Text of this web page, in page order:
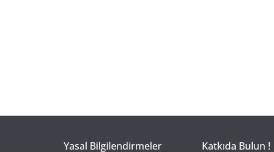
Yasal Bilgilendirmeler Katkıda Bulun !